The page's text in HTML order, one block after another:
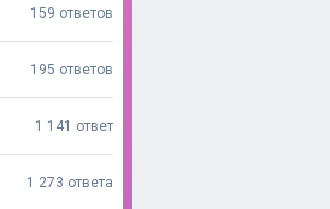
159 ответов
195 ответов
1 141 ответ
1 273 ответа